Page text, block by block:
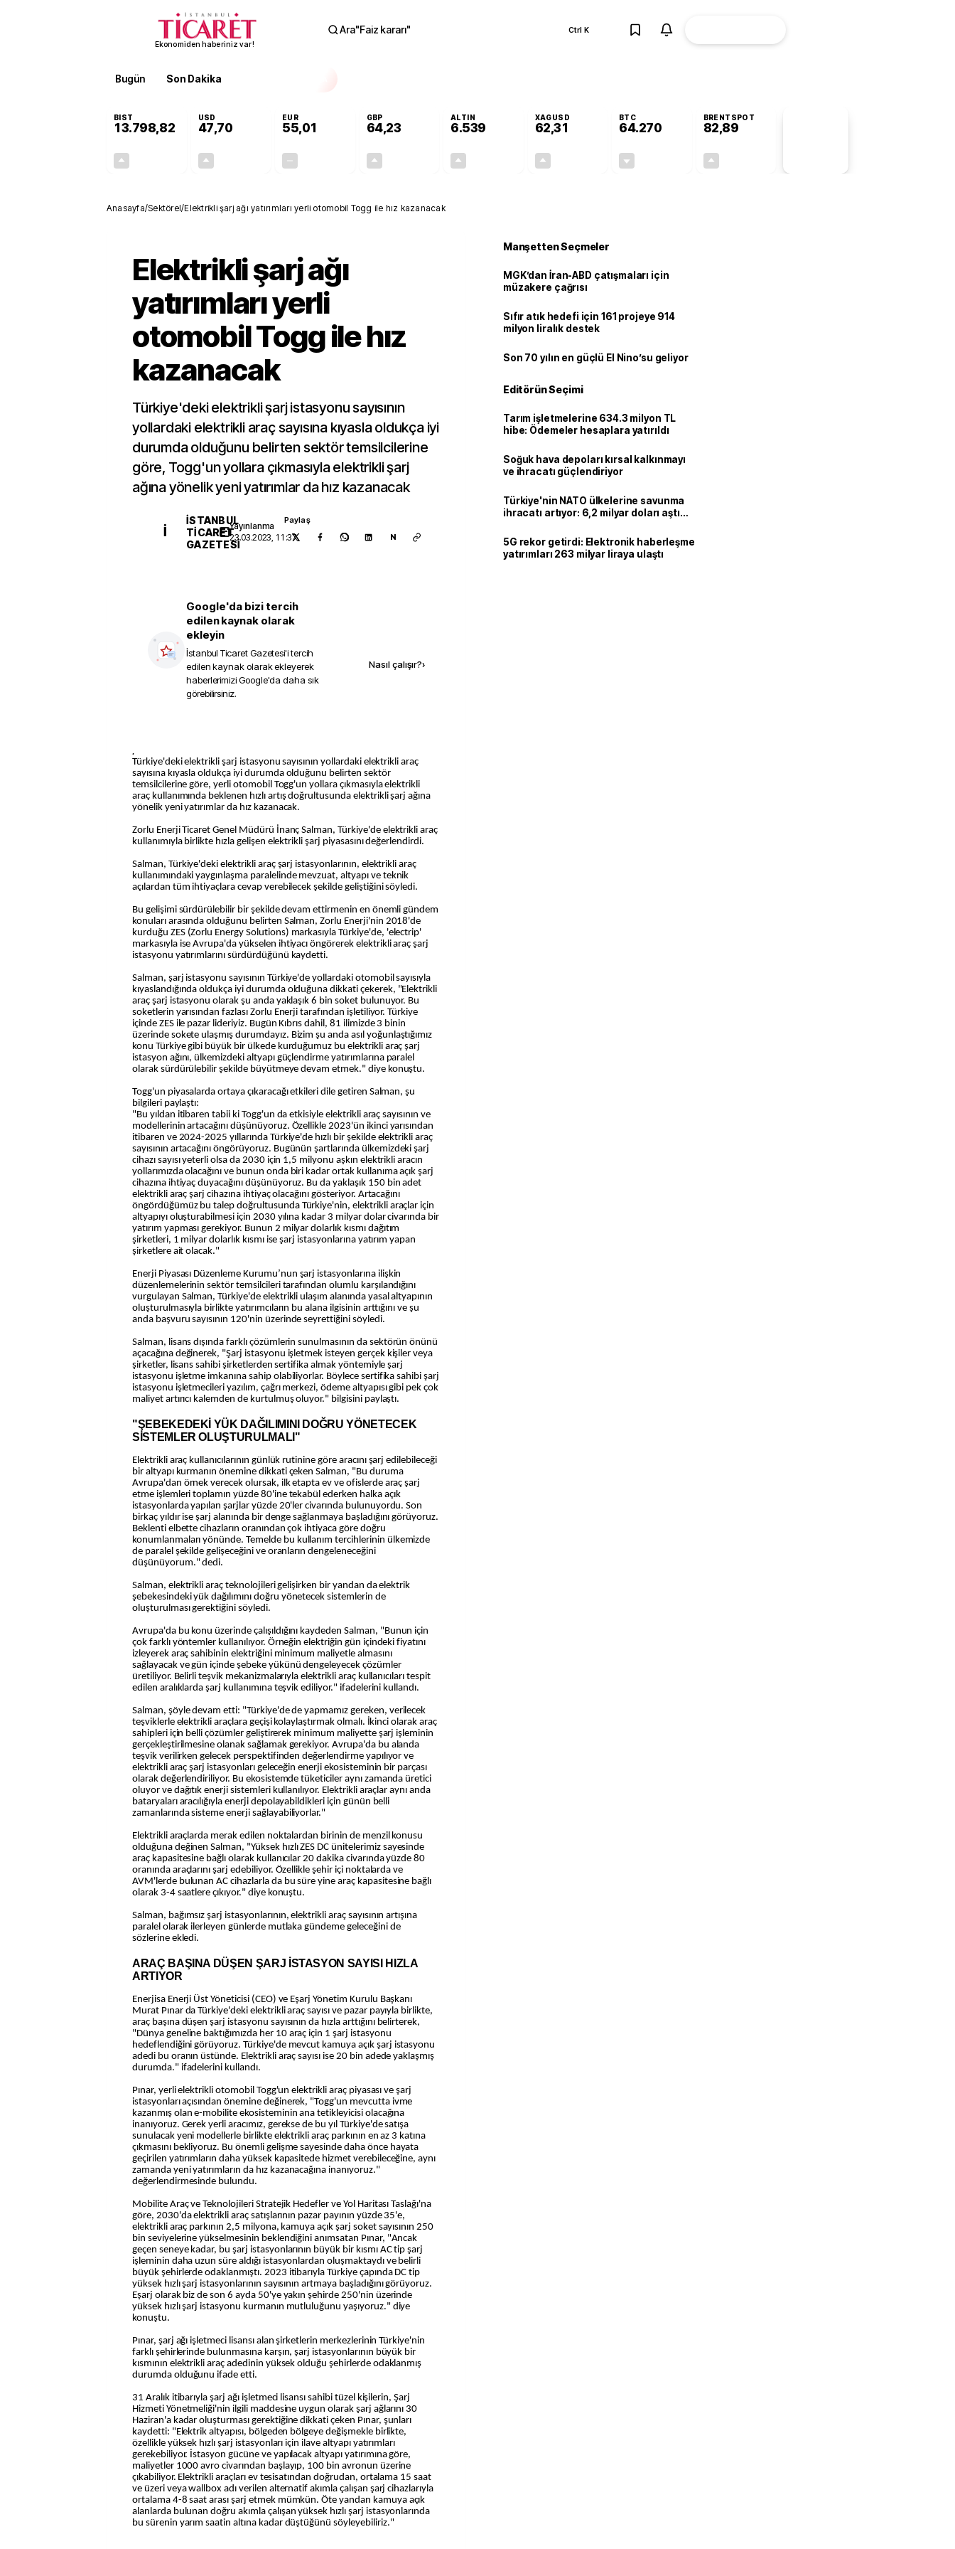
Ekonomiden haberiniz var!
Ara"Faiz kararı" Ctrl K
Bugün Son Dakika
BIST
13.798,82
USD
47,70
EUR
55,01
GBP
64,23
ALTIN
6.539
XAGUSD
62,31
BTC
64.270
BRENTSPOT
82,89
Anasayfa/Sektörel/Elektrikli şarj ağı yatırımları yerli otomobil Togg ile hız kazanacak
Elektrikli şarj ağı
yatırımları yerli
otomobil Togg ile hız
kazanacak
Türkiye'deki elektrikli şarj istasyonu sayısının
yollardaki elektrikli araç sayısına kıyasla oldukça iyi
durumda olduğunu belirten sektör temsilcilerine
göre, Togg'un yollara çıkmasıyla elektrikli şarj
ağına yönelik yeni yatırımlar da hız kazanacak
İ
İSTANBUL
TICARET
GAZETESI
Yayınlanma
23.03.2023, 11:37
Paylaş
N
Google'da bizi tercih
edilen kaynak olarak
ekleyin
İstanbul Ticaret Gazetesi'i tercih
edilen kaynak olarak ekleyerek
haberlerimizi Google'da daha sık
görebilirsiniz.
Nasıl çalışır?›
.
Türkiye'deki elektrikli şarj istasyonu sayısının yollardaki elektrikli araç
sayısına kıyasla oldukça iyi durumda olduğunu belirten sektör
temsilcilerine göre, yerli otomobil Togg'un yollara çıkmasıyla elektrikli
araç kullanımında beklenen hızlı artış doğrultusunda elektrikli şarj ağına
yönelik yeni yatırımlar da hız kazanacak.
Zorlu Enerji Ticaret Genel Müdürü İnanç Salman, Türkiye'de elektrikli araç
kullanımıyla birlikte hızla gelişen elektrikli şarj piyasasını değerlendirdi.
Salman, Türkiye'deki elektrikli araç şarj istasyonlarının, elektrikli araç
kullanımındaki yaygınlaşma paralelinde mevzuat, altyapı ve teknik
açılardan tüm ihtiyaçlara cevap verebilecek şekilde geliştiğini söyledi.
Bu gelişimi sürdürülebilir bir şekilde devam ettirmenin en önemli gündem
konuları arasında olduğunu belirten Salman, Zorlu Enerji'nin 2018'de
kurduğu ZES (Zorlu Energy Solutions) markasıyla Türkiye'de, 'electrip'
markasıyla ise Avrupa'da yükselen ihtiyacı öngörerek elektrikli araç şarj
istasyonu yatırımlarını sürdürdüğünü kaydetti.
Salman, şarj istasyonu sayısının Türkiye'de yollardaki otomobil sayısıyla
kıyaslandığında oldukça iyi durumda olduğuna dikkati çekerek, "Elektrikli
araç şarj istasyonu olarak şu anda yaklaşık 6 bin soket bulunuyor. Bu
soketlerin yarısından fazlası Zorlu Enerji tarafından işletiliyor. Türkiye
içinde ZES ile pazar lideriyiz. Bugün Kıbrıs dahil, 81 ilimizde 3 binin
üzerinde sokete ulaşmış durumdayız. Bizim şu anda asıl yoğunlaştığımız
konu Türkiye gibi büyük bir ülkede kurduğumuz bu elektrikli araç şarj
istasyon ağını, ülkemizdeki altyapı güçlendirme yatırımlarına paralel
olarak sürdürülebilir şekilde büyütmeye devam etmek." diye konuştu.
Togg'un piyasalarda ortaya çıkaracağı etkileri dile getiren Salman, şu
bilgileri paylaştı:
"Bu yıldan itibaren tabii ki Togg'un da etkisiyle elektrikli araç sayısının ve
modellerinin artacağını düşünüyoruz. Özellikle 2023'ün ikinci yarısından
itibaren ve 2024-2025 yıllarında Türkiye'de hızlı bir şekilde elektrikli araç
sayısının artacağını öngörüyoruz. Bugünün şartlarında ülkemizdeki şarj
cihazı sayısı yeterli olsa da 2030 için 1,5 milyonu aşkın elektrikli aracın
yollarımızda olacağını ve bunun onda biri kadar ortak kullanıma açık şarj
cihazına ihtiyaç duyacağını düşünüyoruz. Bu da yaklaşık 150 bin adet
elektrikli araç şarj cihazına ihtiyaç olacağını gösteriyor. Artacağını
öngördüğümüz bu talep doğrultusunda Türkiye'nin, elektrikli araçlar için
altyapıyı oluşturabilmesi için 2030 yılına kadar 3 milyar dolar civarında bir
yatırım yapması gerekiyor. Bunun 2 milyar dolarlık kısmı dağıtım
şirketleri, 1 milyar dolarlık kısmı ise şarj istasyonlarına yatırım yapan
şirketlere ait olacak."
Enerji Piyasası Düzenleme Kurumu’nun şarj istasyonlarına ilişkin
düzenlemelerinin sektör temsilcileri tarafından olumlu karşılandığını
vurgulayan Salman, Türkiye'de elektrikli ulaşım alanında yasal altyapının
oluşturulmasıyla birlikte yatırımcıların bu alana ilgisinin arttığını ve şu
anda başvuru sayısının 120'nin üzerinde seyrettiğini söyledi.
Salman, lisans dışında farklı çözümlerin sunulmasının da sektörün önünü
açacağına değinerek, "Şarj istasyonu işletmek isteyen gerçek kişiler veya
şirketler, lisans sahibi şirketlerden sertifika almak yöntemiyle şarj
istasyonu işletme imkanına sahip olabiliyorlar. Böylece sertifika sahibi şarj
istasyonu işletmecileri yazılım, çağrı merkezi, ödeme altyapısı gibi pek çok
maliyet artırıcı kalemden de kurtulmuş oluyor." bilgisini paylaştı.
"ŞEBEKEDEKİ YÜK DAĞILIMINI DOĞRU YÖNETECEK
SİSTEMLER OLUŞTURULMALI"
Elektrikli araç kullanıcılarının günlük rutinine göre aracını şarj edilebileceği
bir altyapı kurmanın önemine dikkati çeken Salman, "Bu duruma
Avrupa'dan örnek verecek olursak, ilk etapta ev ve ofislerde araç şarj
etme işlemleri toplamın yüzde 80'ine tekabül ederken halka açık
istasyonlarda yapılan şarjlar yüzde 20'ler civarında bulunuyordu. Son
birkaç yıldır ise şarj alanında bir denge sağlanmaya başladığını görüyoruz.
Beklenti elbette cihazların oranından çok ihtiyaca göre doğru
konumlanmaları yönünde. Temelde bu kullanım tercihlerinin ülkemizde
de paralel şekilde gelişeceğini ve oranların dengeleneceğini
düşünüyorum." dedi.
Salman, elektrikli araç teknolojileri gelişirken bir yandan da elektrik
şebekesindeki yük dağılımını doğru yönetecek sistemlerin de
oluşturulması gerektiğini söyledi.
Avrupa'da bu konu üzerinde çalışıldığını kaydeden Salman, "Bunun için
çok farklı yöntemler kullanılıyor. Örneğin elektriğin gün içindeki fiyatını
izleyerek araç sahibinin elektriğini minimum maliyetle almasını
sağlayacak ve gün içinde şebeke yükünü dengeleyecek çözümler
üretiliyor. Belirli teşvik mekanizmalarıyla elektrikli araç kullanıcıları tespit
edilen aralıklarda şarj kullanımına teşvik ediliyor." ifadelerini kullandı.
Salman, şöyle devam etti: "Türkiye'de de yapmamız gereken, verilecek
teşviklerle elektrikli araçlara geçişi kolaylaştırmak olmalı. İkinci olarak araç
sahipleri için belli çözümler geliştirerek minimum maliyette şarj işleminin
gerçekleştirilmesine olanak sağlamak gerekiyor. Avrupa'da bu alanda
teşvik verilirken gelecek perspektifinden değerlendirme yapılıyor ve
elektrikli araç şarj istasyonları geleceğin enerji ekosisteminin bir parçası
olarak değerlendiriliyor. Bu ekosistemde tüketiciler aynı zamanda üretici
oluyor ve dağıtık enerji sistemleri kullanılıyor. Elektrikli araçlar aynı anda
bataryaları aracılığıyla enerji depolayabildikleri için günün belli
zamanlarında sisteme enerji sağlayabiliyorlar."
Elektrikli araçlarda merak edilen noktalardan birinin de menzil konusu
olduğuna değinen Salman, "Yüksek hızlı ZES DC ünitelerimiz sayesinde
araç kapasitesine bağlı olarak kullanıcılar 20 dakika civarında yüzde 80
oranında araçlarını şarj edebiliyor. Özellikle şehir içi noktalarda ve
AVM'lerde bulunan AC cihazlarla da bu süre yine araç kapasitesine bağlı
olarak 3-4 saatlere çıkıyor." diye konuştu.
Salman, bağımsız şarj istasyonlarının, elektrikli araç sayısının artışına
paralel olarak ilerleyen günlerde mutlaka gündeme geleceğini de
sözlerine ekledi.
ARAÇ BAŞINA DÜŞEN ŞARJ İSTASYON SAYISI HIZLA
ARTIYOR
Enerjisa Enerji Üst Yöneticisi (CEO) ve Eşarj Yönetim Kurulu Başkanı
Murat Pınar da Türkiye'deki elektrikli araç sayısı ve pazar payıyla birlikte,
araç başına düşen şarj istasyonu sayısının da hızla arttığını belirterek,
"Dünya geneline baktığımızda her 10 araç için 1 şarj istasyonu
hedeflendiğini görüyoruz. Türkiye'de mevcut kamuya açık şarj istasyonu
adedi bu oranın üstünde. Elektrikli araç sayısı ise 20 bin adede yaklaşmış
durumda." ifadelerini kullandı.
Pınar, yerli elektrikli otomobil Togg'un elektrikli araç piyasası ve şarj
istasyonları açısından önemine değinerek, "Togg'un mevcutta ivme
kazanmış olan e-mobilite ekosisteminin ana tetikleyicisi olacağına
inanıyoruz. Gerek yerli aracımız, gerekse de bu yıl Türkiye'de satışa
sunulacak yeni modellerle birlikte elektrikli araç parkının en az 3 katına
çıkmasını bekliyoruz. Bu önemli gelişme sayesinde daha önce hayata
geçirilen yatırımların daha yüksek kapasitede hizmet verebileceğine, aynı
zamanda yeni yatırımların da hız kazanacağına inanıyoruz."
değerlendirmesinde bulundu.
Mobilite Araç ve Teknolojileri Stratejik Hedefler ve Yol Haritası Taslağı'na
göre, 2030'da elektrikli araç satışlarının pazar payının yüzde 35'e,
elektrikli araç parkının 2,5 milyona, kamuya açık şarj soket sayısının 250
bin seviyelerine yükselmesinin beklendiğini anımsatan Pınar, "Ancak
geçen seneye kadar, bu şarj istasyonlarının büyük bir kısmı AC tip şarj
işleminin daha uzun süre aldığı istasyonlardan oluşmaktaydı ve belirli
büyük şehirlerde odaklanmıştı. 2023 itibarıyla Türkiye çapında DC tip
yüksek hızlı şarj istasyonlarının sayısının artmaya başladığını görüyoruz.
Eşarj olarak biz de son 6 ayda 50'ye yakın şehirde 250'nin üzerinde
yüksek hızlı şarj istasyonu kurmanın mutluluğunu yaşıyoruz." diye
konuştu.
Pınar, şarj ağı işletmeci lisansı alan şirketlerin merkezlerinin Türkiye'nin
farklı şehirlerinde bulunmasına karşın, şarj istasyonlarının büyük bir
kısmının elektrikli araç adedinin yüksek olduğu şehirlerde odaklanmış
durumda olduğunu ifade etti.
31 Aralık itibarıyla şarj ağı işletmeci lisansı sahibi tüzel kişilerin, Şarj
Hizmeti Yönetmeliği'nin ilgili maddesine uygun olarak şarj ağlarını 30
Haziran'a kadar oluşturması gerektiğine dikkati çeken Pınar, şunları
kaydetti: "Elektrik altyapısı, bölgeden bölgeye değişmekle birlikte,
özellikle yüksek hızlı şarj istasyonları için ilave altyapı yatırımları
gerekebiliyor. İstasyon gücüne ve yapılacak altyapı yatırımına göre,
maliyetler 1000 avro civarından başlayıp, 100 bin avronun üzerine
çıkabiliyor. Elektrikli araçları ev tesisatından doğrudan, ortalama 15 saat
ve üzeri veya wallbox adı verilen alternatif akımla çalışan şarj cihazlarıyla
ortalama 4-8 saat arası şarj etmek mümkün. Öte yandan kamuya açık
alanlarda bulunan doğru akımla çalışan yüksek hızlı şarj istasyonlarında
bu sürenin yarım saatin altına kadar düştüğünü söyleyebiliriz."
Manşetten Seçmeler
MGK’dan İran-ABD çatışmaları için
müzakere çağrısı
Sıfır atık hedefi için 161 projeye 914
milyon liralık destek
Son 70 yılın en güçlü El Nino’su geliyor
Editörün Seçimi
Tarım işletmelerine 634.3 milyon TL
hibe: Ödemeler hesaplara yatırıldı
Soğuk hava depoları kırsal kalkınmayı
ve ihracatı güçlendiriyor
Türkiye'nin NATO ülkelerine savunma
ihracatı artıyor: 6,2 milyar doları aştı
5G rekor getirdi: Elektronik haberleşme
yatırımları 263 milyar liraya ulaştı